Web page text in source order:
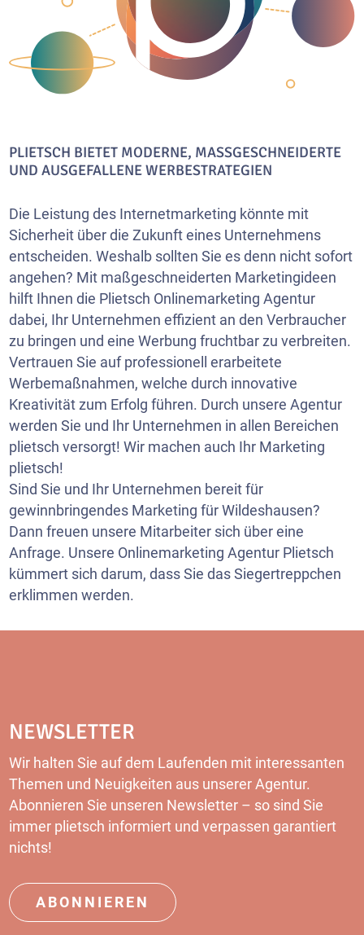
PLIETSCH BIETET MODERNE, MASSGESCHNEIDERTE U
ND AUSGEFALLENE WERBESTRATEGIEN
Die Leistung des Internetmarketing könnte mit
Sicherheit über die Zukunft eines Unternehmens
entscheiden. Weshalb sollten Sie es denn nicht sofort
angehen? Mit maßgeschneiderten Marketingideen
hilft Ihnen die Plietsch Onlinemarketing Agentur
dabei, Ihr Unternehmen effizient an den Verbraucher
zu bringen und eine Werbung fruchtbar zu verbreiten.
Vertrauen Sie auf professionell erarbeitete
Werbemaßnahmen, welche durch innovative
Kreativität zum Erfolg führen. Durch unsere Agentur
werden Sie und Ihr Unternehmen in allen Bereichen
plietsch versorgt! Wir machen auch Ihr Marketing
plietsch!
Sind Sie und Ihr Unternehmen bereit für
gewinnbringendes Marketing für Wildeshausen?
Dann freuen unsere Mitarbeiter sich über eine
Anfrage. Unsere Onlinemarketing Agentur Plietsch
kümmert sich darum, dass Sie das Siegertreppchen
erklimmen werden.
NEWSLETTER
Wir halten Sie auf dem Laufenden mit interessanten
Themen und Neuigkeiten aus unserer Agentur.
Abonnieren Sie unseren Newsletter – so sind Sie
immer plietsch informiert und verpassen garantiert
nichts!
ABONNIEREN